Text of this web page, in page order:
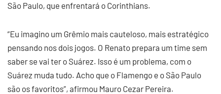
São Paulo, que enfrentará o Corinthians.
“Eu imagino um Grêmio mais cauteloso, mais estratégico
pensando nos dois jogos. O Renato prepara um time sem
saber se vai ter o Suárez. Isso é um problema, com o
Suárez muda tudo. Acho que o Flamengo e o São Paulo
são os favoritos”, afirmou Mauro Cezar Pereira.